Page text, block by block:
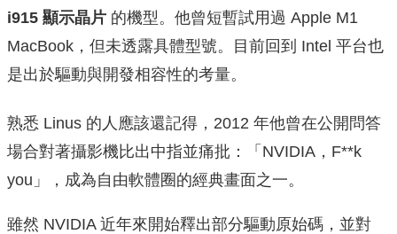
i915 顯示晶片 的機型。他曾短暫試用過 Apple M1
MacBook，但未透露具體型號。目前回到 Intel 平台也
是出於驅動與開發相容性的考量。
熟悉 Linus 的人應該還記得，2012 年他曾在公開問答
場合對著攝影機比出中指並痛批：「NVIDIA，F**k
you」，成為自由軟體圈的經典畫面之一。
雖然 NVIDIA 近年來開始釋出部分驅動原始碼，並對